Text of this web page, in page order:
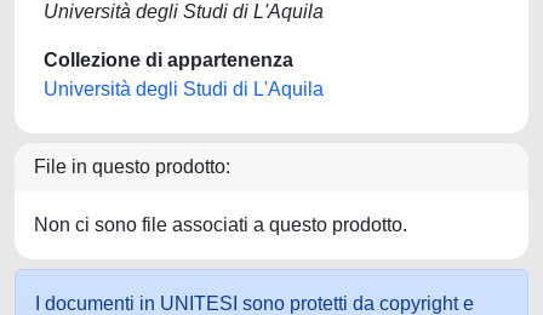
Università degli Studi di L'Aquila
Collezione di appartenenza
Università degli Studi di L'Aquila
File in questo prodotto:
Non ci sono file associati a questo prodotto.
I documenti in UNITESI sono protetti da copyright e